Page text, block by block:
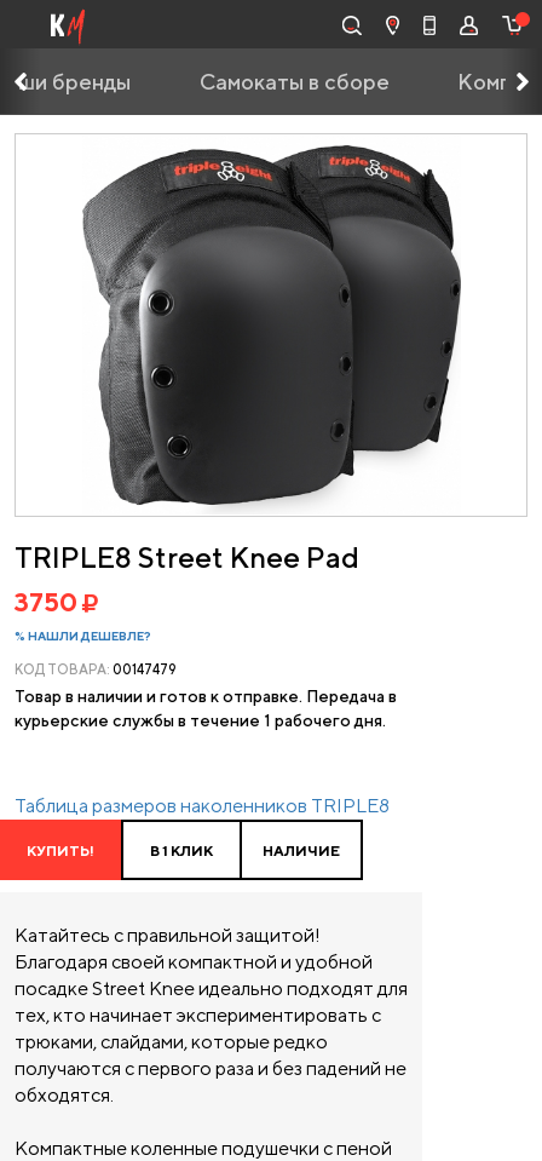
бренды Самокаты в сборе
TRIPLE8 Street Knee Pad
3750
% НАШЛИ ДЕШЕВЛЕ?
КОД ТОВАРА: 00147479
Товар в наличии и готов к отправке. Передача в
курьерские службы в течение 1 рабочего дня.
Таблица размеров наколенников TRIPLE8
КУПИТЬ! В 1 КЛИК НАЛИЧИЕ
Катайтесь с правильной защитой!
Благодаря своей компактной и удобной
посадке Street Knee идеально подходят для
тех, кто начинает экспериментировать с
трюками, слайдами, которые редко
получаются с первого раза и без падений не
обходятся.
Компактные коленные подушечки с пеной